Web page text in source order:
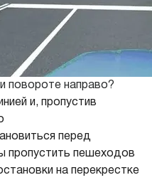
повороте направо?
и, пропустив
перед
пропустить пешеходов
на перекрестке